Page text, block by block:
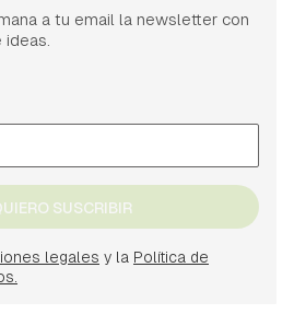
a tu email la newsletter con
ideas.
SUSCRIBIR
legales y la Política de